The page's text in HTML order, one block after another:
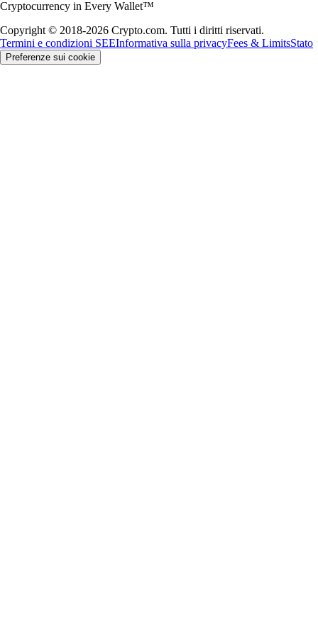
Cryptocurrency in Every Wallet™
Copyright © 2018-2026 Crypto.com. Tutti i diritti riservati.
Termini e condizioni SEEInformativa sulla privacyFees & LimitsStato
Preferenze sui cookie